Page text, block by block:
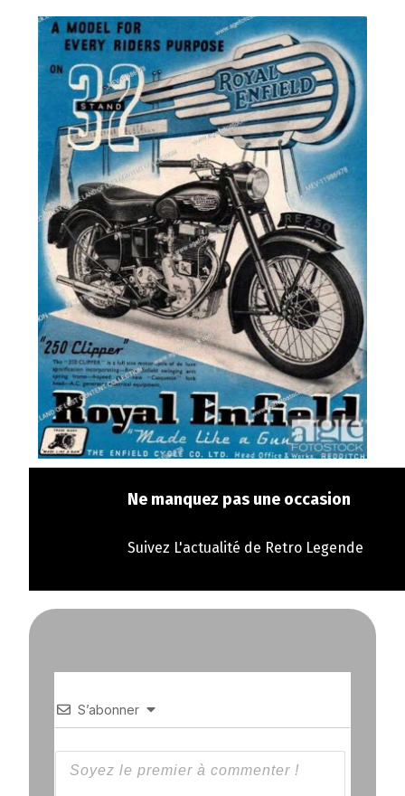
Ne manquez pas une occasion
Suivez L'actualité de Retro Legende
S’abonner